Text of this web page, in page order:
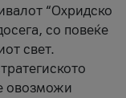
“Охридско
со повеќе
свет.
овозможи